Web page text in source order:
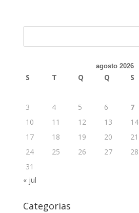
agosto 2026
S T Q Q S
3
4 5 6 7
10
11 12 13 14
17
18 19 20 21
24
25 26 27 28
31
« jul
Categorias